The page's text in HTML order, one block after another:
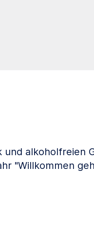
und alkoholfreien
"Willkommen